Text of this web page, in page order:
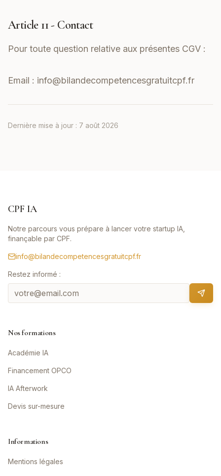
Article 11 - Contact
Pour toute question relative aux présentes CGV :
Email : info@bilandecompetencesgratuitcpf.fr
Dernière mise à jour : 7 août 2026
CPF IA
Notre parcours vous prépare à lancer votre startup IA,
finançable par CPF.
info@bilandecompetencesgratuitcpf.fr
Restez informé :
Nos formations
Académie IA
Financement OPCO
IA Afterwork
Devis sur-mesure
Informations
Mentions légales